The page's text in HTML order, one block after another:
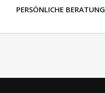
PERSÖNLICHE BERATUNG